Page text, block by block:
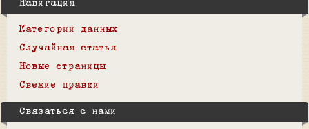
Навигация
Категории данных
Случайная статья
Новые страницы
Свежие правки
Связаться с нами